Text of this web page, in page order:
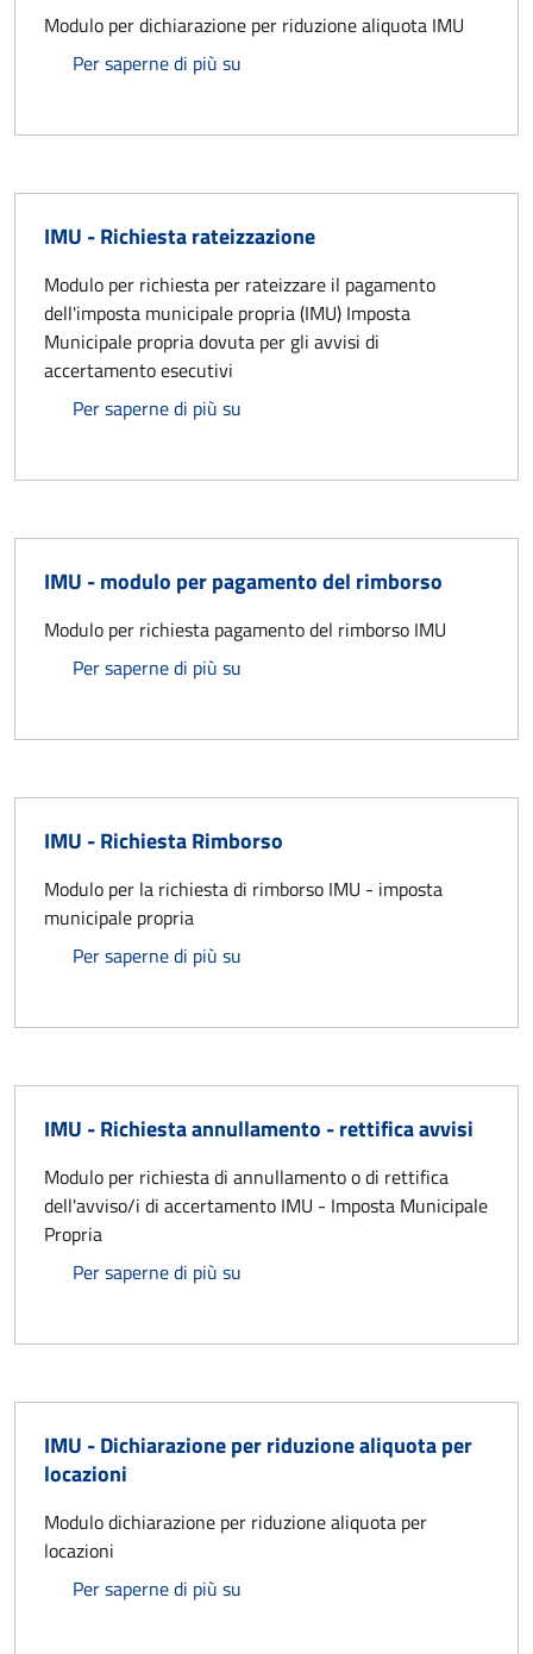
Modulo per dichiarazione per riduzione aliquota IMU
Per saperne di più su
IMU - Richiesta rateizzazione
Modulo per richiesta per rateizzare il pagamento
dell'imposta municipale propria (IMU) Imposta
Municipale propria dovuta per gli avvisi di
accertamento esecutivi
Per saperne di più su
IMU - modulo per pagamento del rimborso
Modulo per richiesta pagamento del rimborso IMU
Per saperne di più su
IMU - Richiesta Rimborso
Modulo per la richiesta di rimborso IMU - imposta
municipale propria
Per saperne di più su
IMU - Richiesta annullamento - rettifica avvisi
Modulo per richiesta di annullamento o di rettifica
dell'avviso/i di accertamento IMU - Imposta Municipale
Propria
Per saperne di più su
IMU - Dichiarazione per riduzione aliquota per
locazioni
Modulo dichiarazione per riduzione aliquota per
locazioni
Per saperne di più su